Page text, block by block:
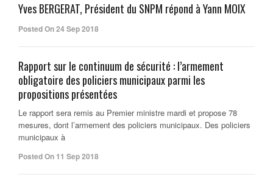
Yves BERGERAT, Président du SNPM répond à Yann MOIX
Posted On 24 Sep 2018
Rapport sur le continuum de sécurité : l’armement
obligatoire des policiers municipaux parmi les
propositions présentées
Le rapport sera remis au Premier ministre mardi et propose 78
mesures, dont l’armement des policiers municipaux. Des policiers
municipaux à
Posted On 11 Sep 2018